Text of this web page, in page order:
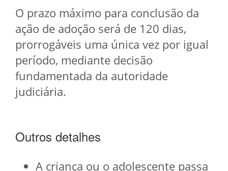
O prazo máximo para conclusão da
ação de adoção será de 120 dias,
prorrogáveis uma única vez por igual
período, mediante decisão
fundamentada da autoridade
judiciária.
Outros detalhes
A criança ou o adolescente passa